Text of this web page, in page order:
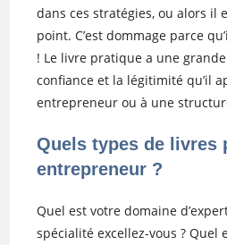
dans ces stratégies, ou alors il
point. C’est dommage parce
! Le livre pratique a une
confiance et la légitimité qu’il
entrepreneur ou à une
Quels types de livres
entrepreneur ?
Quel est votre domaine
spécialité excellez-vous ? Quel